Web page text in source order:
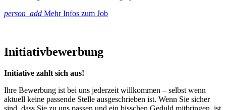
person_add Mehr Infos zum Job
Initiativbewerbung
Initiative zahlt sich aus!
Ihre Bewerbung ist bei uns jederzeit willkommen – selbst wenn
aktuell keine passende Stelle ausgeschrieben ist. Wenn Sie sicher
sind, dass Sie zu uns passen und ein bisschen Geduld mitbringen, ist